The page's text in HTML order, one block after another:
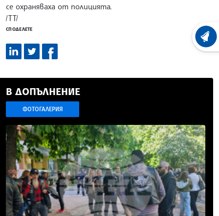
се охраняваха от полицията.
/ТТ/
СПОДЕЛЕТЕ
В ДОПЪЛНЕНИЕ
ФОТОГАЛЕРИЯ